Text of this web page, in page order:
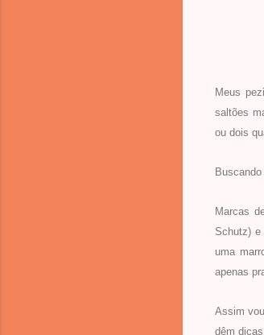
Meus
saltões
ou dois
Marcas
Schutz) e
uma
apenas
Assim
dêm dicas.